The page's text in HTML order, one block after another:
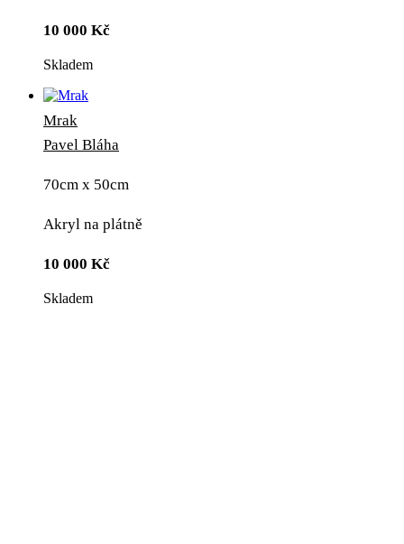
10 000 Kč
Skladem
Mrak
Pavel Bláha
70cm x 50cm
Akryl na plátně
10 000 Kč
Skladem